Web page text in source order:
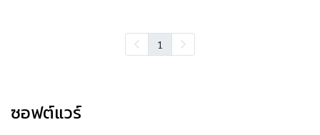
1
ซอฟต์แวร์